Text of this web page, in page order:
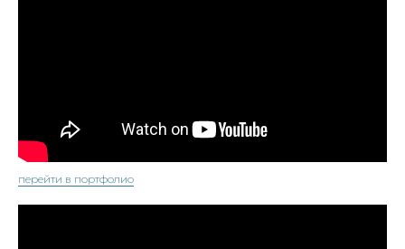
перейти в портфолио